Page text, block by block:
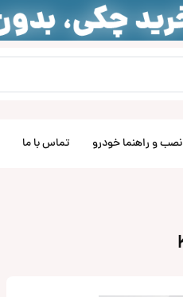
نصب و راهنما خودرو تماس با ما